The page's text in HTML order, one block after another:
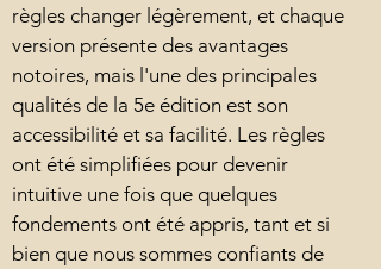
règles changer légèrement, et chaque
version présente des avantages
notoires, mais l'une des principales
qualités de la 5e édition est son
accessibilité et sa facilité. Les règles
ont été simplifiées pour devenir
intuitive une fois que quelques
fondements ont été appris, tant et si
bien que nous sommes confiants de